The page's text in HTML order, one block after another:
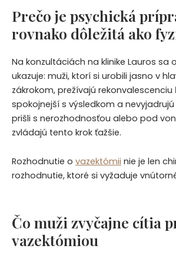
Prečo je psychická
rovnako dôležitá ako
Na konzultáciách na klinike Lauros sa
ukazuje: muži, ktorí si urobili jasno v
zákrokom, prežívajú rekonvalescenciu
spokojnejší s výsledkom a
prišli s nerozhodnosťou alebo pod
zvládajú tento krok ťažšie.
Rozhodnutie o vazektómii nie je len
rozhodnutie, ktoré si vyžaduje
Čo muži zvyčajne cítia
vazektómiou